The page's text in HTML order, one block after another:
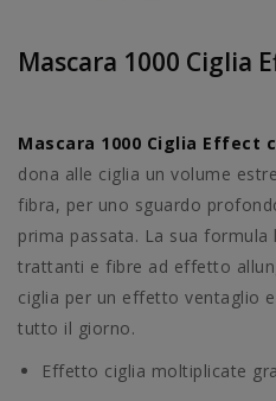
Mascara 1000 Ciglia
Mascara 1000 Ciglia Effect
dona alle ciglia un volume
fibra, per uno sguardo
prima passata. La sua
trattanti e fibre ad effetto
ciglia per un effetto ventaglio
tutto il giorno.
Effetto ciglia moltiplicate